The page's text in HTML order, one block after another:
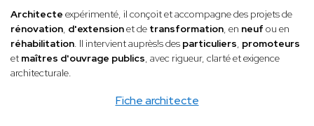
Fiche architecte
Architecte expérimenté, il conçoit et accompagne des projets de
rénovation, d'extensionet de transformation, en neuf ou en
réhabilitation. Il intervient auprès!s des particuliers, promoteurs
et maîtres d'ouvrage publics, avec rigueur, clarté et exigence
architecturale.